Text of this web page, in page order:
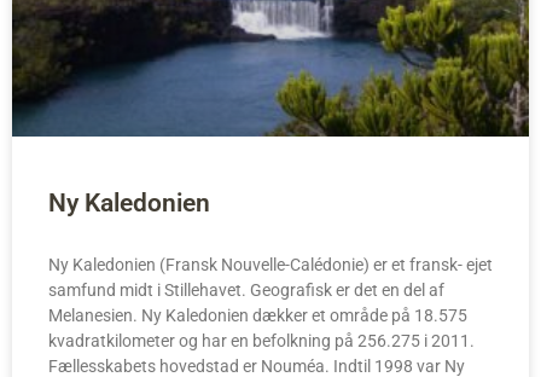
Ny Kaledonien
Ny Kaledonien (Fransk Nouvelle-Calédonie) er et fransk- ejet
samfund midt i Stillehavet. Geografisk er det en del af
Melanesien. Ny Kaledonien dækker et område på 18.575
kvadratkilometer og har en befolkning på 256.275 i 2011.
Fællesskabets hovedstad er Nouméa. Indtil 1998 var Ny